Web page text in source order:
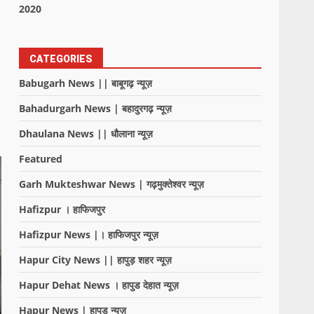
2020
CATEGORIES
Babugarh News || बाबूगढ़ न्यूज़
Bahadurgarh News | बहादुरगढ़ न्यूज़
Dhaulana News || धौलाना न्यूज़
Featured
Garh Mukteshwar News | गढ़मुक्तेश्वर न्यूज़
Hafizpur । हाफिजपुर
Hafizpur News |। हाफिजपुर न्यूज़
Hapur City News || हापुड़ शहर न्यूज़
Hapur Dehat News । हापुड देहात न्यूज़
Hapur News | हापुड़ न्यूज़